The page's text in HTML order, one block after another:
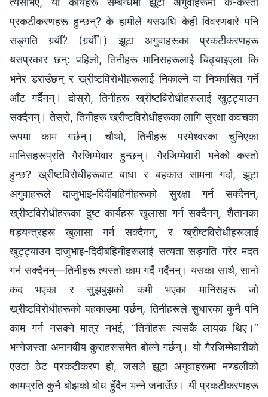
प्रकटीकरणहरू हुन्छन्? के हामीले यसअघि केही विवरणबारे पनि
सङ्गति गर्‍यौँ? (गर्‍यौँ।) झूटा अगुवाहरूका प्रकटीकरणहरू
यसप्रकार छन्: पहिलो, तिनीहरू मानिसहरूलाई चिढ्याइएला कि
भनेर डराउँछन् र ख्रीष्टविरोधीहरूलाई निकाल्ने वा निष्कासित गर्ने
आँट गर्दैनन्। दोस्रो, तिनीहरू ख्रीष्टविरोधीहरूलाई खुट्ट्याउन
सक्दैनन्। तेस्रो, तिनीहरू ख्रीष्टविरोधीहरूका लागि सुरक्षा कवचका
रूपमा काम गर्छन्। चौथो, तिनीहरू परमेश्‍वरका चुनिएका
मानिसहरूप्रति गैरजिम्मेवार हुन्छन्। गैरजिम्मेवारी भनेको कस्तो
हुन्छ? ख्रीष्टविरोधीहरूबाट बाधा र बहकाउ सामना गर्दा, झूटा
अगुवाहरूले दाजुभाइ-दिदीबहिनीहरूको सुरक्षा गर्न सक्दैनन्,
ख्रीष्टविरोधीहरूका दुष्ट कार्यहरू खुलासा गर्न सक्दैनन्, शैतानका
षड्यन्त्रहरू खुलासा गर्न सक्दैनन्, र ख्रीष्टविरोधीहरूलाई
खुट्ट्याउन दाजुभाइ-दिदीबहिनीहरूलाई सत्यता सङ्गति गरेर मदत
गर्न सक्दैनन्—तिनीहरू त्यस्तो काम गर्दै गर्दैनन्। यसका साथै, सानो
कद भएका र सुझबुझको कमी भएका मानिसहरू जो
ख्रीष्टविरोधीहरूको बहकाउमा पर्छन्, तिनीहरूले सुधारका कुनै पनि
काम गर्न नसक्ने मात्र नभई, “तिनीहरू त्यसकै लायक थिए।”
भन्नेजस्ता अमानवीय कुराहरूसमेत बोल्‍ने गर्छन्। यो गैरजिम्मेवारीको
एउटा ठेट प्रकटीकरण हो, जसले झूटा अगुवाहरूमा मण्डलीको
कामप्रति कुनै बोझको बोध हुँदैन भन्ने जनाउँछ। यी प्रकटीकरणहरू